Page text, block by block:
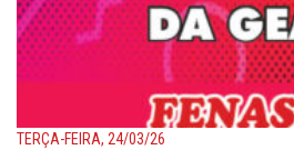
TERÇA-FEIRA, 24/03/26